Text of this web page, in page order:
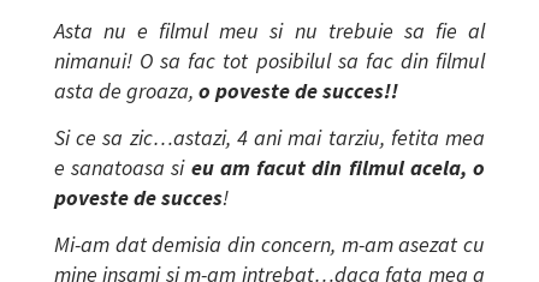
Asta nu e filmul meu si nu trebuie sa fie al
nimanui! O sa fac tot posibilul sa fac din filmul
asta de groaza, o poveste de succes!!
Si ce sa zic…astazi, 4 ani mai tarziu, fetita mea
e sanatoasa si eu am facut din filmul acela, o
poveste de succes!
Mi-am dat demisia din concern, m-am asezat cu
mine insami si m-am intrebat…daca fata mea a